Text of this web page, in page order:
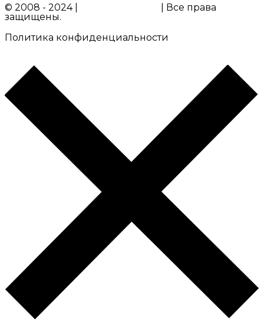
© 2008 - 2024 |
| Все права
защищены.
Политика конфиденциальности